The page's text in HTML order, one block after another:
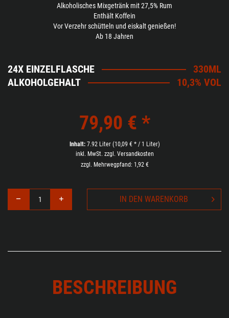
Alkoholisches Mixgetränk mit 27,5% Rum
Enthält Koffein
Vor Verzehr schütteln und eiskalt genießen!
Ab 18 Jahren
24X EINZELFLASCHE
330ML
ALKOHOLGEHALT
10,3% VOL
79,90 € *
Inhalt: 7.92 Liter (10,09 € * / 1 Liter)
inkl. MwSt. zzgl. Versandkosten
zzgl. Mehrwegpfand: 1,92 €
IN DEN WARENKORB
BESCHREIBUNG